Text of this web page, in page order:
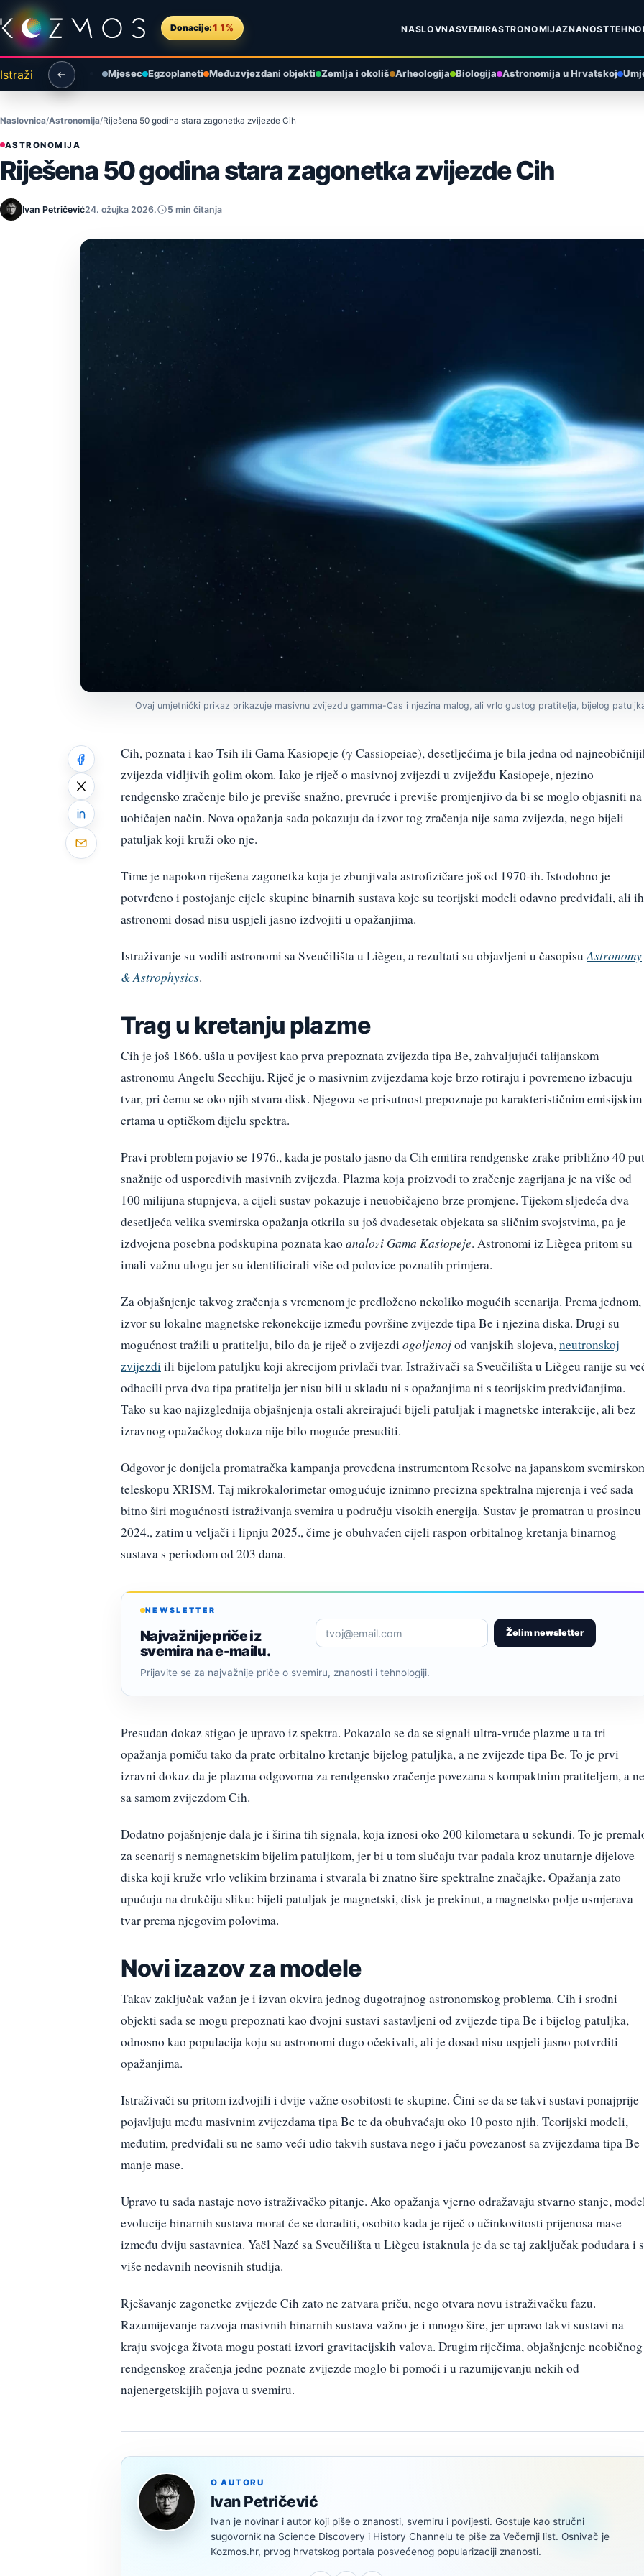
Preskoči na sadržaj
Donacije: 11% NASLOVNASVEMIRASTRONOMIJAZNANOST
Istraži Mjesec Egzoplaneti Međuzvjezdani objekti Zemlja i okoliš Arheologija Biologija Astronomija u Hrvatskoj
Naslovnica Astronomija Riješena 50 godina stara zagonetka zvijezde Cih
ASTRONOMIJA
Riješena 50 godina stara zagonetka zvijezde Cih
Ivan Petričević24. ožujka 2026. 5 min čitanja
Ovaj umjetnički prikaz prikazuje masivnu zvijezdu gamma-Cas i njezina malog, ali vrlo gustog pratitelja, bijelog
Cih, poznata i kao Tsih ili Gama Kasiopeje (γ Cassiopeiae), desetljećima je bila jedna od
zvijezda vidljivih golim okom. Iako je riječ o masivnoj zvijezdi u zviježđu Kasiopeje, njezino
rendgensko zračenje bilo je previše snažno, prevruće i previše promjenjivo da bi se moglo objasniti na
uobičajen način. Nova opažanja sada pokazuju da izvor tog zračenja nije sama zvijezda, nego bijeli
patuljak koji kruži oko nje.
Time je napokon riješena zagonetka koja je zbunjivala astrofizičare još od 1970-ih. Istodobno je
potvrđeno i postojanje cijele skupine binarnih sustava koje su teorijski modeli odavno predviđali, ali ih
astronomi dosad nisu uspjeli jasno izdvojiti u opažanjima.
Istraživanje su vodili astronomi sa Sveučilišta u Liègeu, a rezultati su objavljeni u časopisuAstronomy
& Astrophysics.
Trag u kretanju plazme
Cih je još 1866. ušla u povijest kao prva prepoznata zvijezda tipa Be, zahvaljujući talijanskom
astronomu Angelu Secchiju. Riječ je o masivnim zvijezdama koje brzo rotiraju i povremeno izbacuju
tvar, pri čemu se oko njih stvara disk. Njegova se prisutnost prepoznaje po karakterističnim emisijskim
crtama u optičkom dijelu spektra.
Pravi problem pojavio se 1976., kada je postalo jasno da Cih emitira rendgenske zrake približno 40
snažnije od usporedivih masivnih zvijezda. Plazma koja proizvodi to zračenje zagrijana je na više od
100 milijuna stupnjeva, a cijeli sustav pokazuje i neuobičajeno brze promjene. Tijekom sljedeća dva
desetljeća velika svemirska opažanja otkrila su još dvadesetak objekata sa sličnim svojstvima, pa je
izdvojena posebna podskupina poznata kao analozi Gama Kasiopeje. Astronomi iz Liègea pritom su
imali važnu ulogu jer su identificirali više od polovice poznatih primjera.
Za objašnjenje takvog zračenja s vremenom je predloženo nekoliko mogućih scenarija. Prema jednom,
izvor su lokalne magnetske rekonekcije između površine zvijezde tipa Be i njezina diska. Drugi su
mogućnost tražili u pratitelju, bilo da je riječ o zvijezdi ogoljenojod vanjskih slojeva,neutronskoj
zvijezdi ili bijelom patuljku koji akrecijom privlači tvar. Istraživači sa Sveučilišta u Liègeu ranije su
odbacili prva dva tipa pratitelja jer nisu bili u skladu ni s opažanjima ni s teorijskim predviđanjima.
Tako su kao najizglednija objašnjenja ostali akreirajući bijeli patuljak i magnetske interakcije, ali bez
izravnog opažačkog dokaza nije bilo moguće presuditi.
Odgovor je donijela promatračka kampanja provedena instrumentom Resolve na japanskom
teleskopu XRISM. Taj mikrokalorimetar omogućuje iznimno precizna spektralna mjerenja i već sada
bitno širi mogućnosti istraživanja svemira u području visokih energija. Sustav je promatran u prosincu
2024., zatim u veljači i lipnju 2025., čime je obuhvaćen cijeli raspon orbitalnog kretanja binarnog
sustava s periodom od 203 dana.
NEWSLETTER
Najvažnije priče iz
svemira na e-mailu.
Želim newsletter
Prijavite se za najvažnije priče o svemiru, znanosti i tehnologiji.
Presudan dokaz stigao je upravo iz spektra. Pokazalo se da se signali ultra-vruće plazme u ta tri
opažanja pomiču tako da prate orbitalno kretanje bijelog patuljka, a ne zvijezde tipa Be. To je prvi
izravni dokaz da je plazma odgovorna za rendgensko zračenje povezana s kompaktnim pratiteljem, a ne
sa samom zvijezdom Cih.
Dodatno pojašnjenje dala je i širina tih signala, koja iznosi oko 200 kilometara u sekundi. To je
za scenarij s nemagnetskim bijelim patuljkom, jer bi u tom slučaju tvar padala kroz unutarnje dijelove
diska koji kruže vrlo velikim brzinama i stvarala bi znatno šire spektralne značajke. Opažanja zato
upućuju na drukčiju sliku: bijeli patuljak je magnetski, disk je prekinut, a magnetsko polje usmjerava
tvar prema njegovim polovima.
Novi izazov za modele
Takav zaključak važan je i izvan okvira jednog dugotrajnog astronomskog problema. Cih i srodni
objekti sada se mogu prepoznati kao dvojni sustavi sastavljeni od zvijezde tipa Be i bijelog patuljka,
odnosno kao populacija koju su astronomi dugo očekivali, ali je dosad nisu uspjeli jasno potvrditi
opažanjima.
Istraživači su pritom izdvojili i dvije važne osobitosti te skupine. Čini se da se takvi sustavi ponajprije
pojavljuju među masivnim zvijezdama tipa Be te da obuhvaćaju oko 10 posto njih. Teorijski modeli,
međutim, predviđali su ne samo veći udio takvih sustava nego i jaču povezanost sa zvijezdama tipa Be
manje mase.
Upravo tu sada nastaje novo istraživačko pitanje. Ako opažanja vjerno odražavaju stvarno stanje,
evolucije binarnih sustava morat će se doraditi, osobito kada je riječ o učinkovitosti prijenosa mase
između dviju sastavnica. Yaël Nazé sa Sveučilišta u Liègeu istaknula je da se taj zaključak podudara i s
više nedavnih neovisnih studija.
Rješavanje zagonetke zvijezde Cih zato ne zatvara priču, nego otvara novu istraživačku fazu.
Razumijevanje razvoja masivnih binarnih sustava važno je i mnogo šire, jer upravo takvi sustavi na
kraju svojega života mogu postati izvori gravitacijskih valova. Drugim riječima, objašnjenje neobičnog
rendgenskog zračenja jedne poznate zvijezde moglo bi pomoći i u razumijevanju nekih od
najenergetskijih pojava u svemiru.
O AUTORU
Ivan Petričević
Ivan je novinar i autor koji piše o znanosti, svemiru i povijesti. Gostuje kao stručni
sugovornik na Science Discovery i History Channelu te piše za Večernji list. Osnivač je
Kozmos.hr, prvog hrvatskog portala posvećenog popularizaciji znanosti.